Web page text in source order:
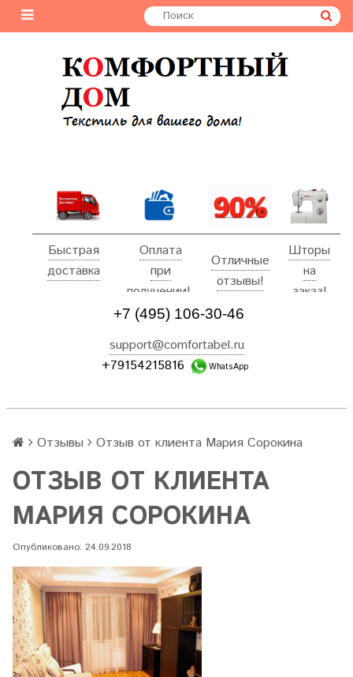
Быстрая
доставка
Оплата
при
получении!
Отличные
отзывы!
Шторы
на
заказ!
+7 (495) 106-30-46
support@comfortabel.ru
+79154215816
WhatsApp
Отзывы Отзыв от клиента Мария Сорокина
ОТЗЫВ ОТ КЛИЕНТА
МАРИЯ СОРОКИНА
Опубликовано: 24.09.2018